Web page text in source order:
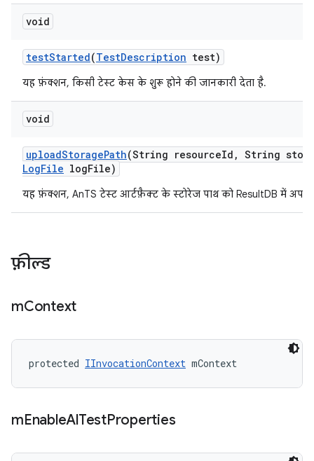
void
testStarted(TestDescription test)
यह फ़ंक्शन, किसी टेस्ट केस के शुरू होने की जानकारी देता है.
void
uploadStoragePath(String resourceId , String
LogFile logFile)
यह फ़ंक्शन, AnTS टेस्ट आर्टफ़ैक्ट के स्टोरेज पाथ को ResultDB में
फ़ील्ड
mContext
protected IInvocationContext mContext
mEnableAlTestProperties